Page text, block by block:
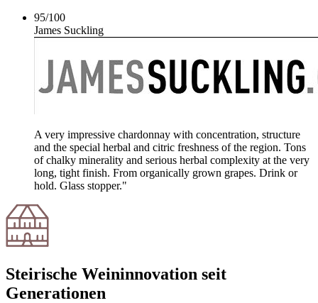
95/100
James Suckling
A very impressive chardonnay with concentration, structure
and the special herbal and citric freshness of the region. Tons
of chalky minerality and serious herbal complexity at the very
long, tight finish. From organically grown grapes. Drink or
hold. Glass stopper."
Steirische Weininnovation seit
Generationen